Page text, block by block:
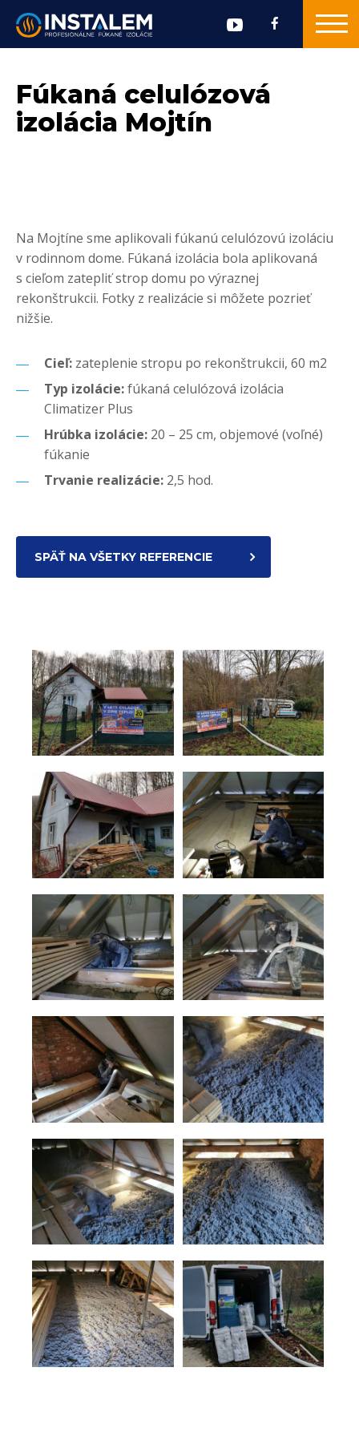
Fúkaná celulózová
izolácia Mojtín
Na Mojtíne sme aplikovali fúkanú celulózovú izoláciu
v rodinnom dome. Fúkaná izolácia bola aplikovaná
s cieľom zatepliť strop domu po výraznej
rekonštrukcii. Fotky z realizácie si môžete pozrieť
nižšie.
Cieľ: zateplenie stropu po rekonštrukcii, 60 m2
Typ izolácie:fúkaná celulózová izolácia
Climatizer Plus
Hrúbka izolácie: 20 – 25 cm, objemové (voľné)
fúkanie
Trvanie realizácie: 2,5 hod.
SPÄŤ NA VŠETKY REFERENCIE